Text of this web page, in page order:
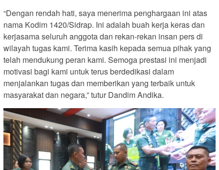
“Dengan rendah hati, saya menerima penghargaan ini atas
nama Kodim 1420/Sidrap. Ini adalah buah kerja keras dan
kerjasama seluruh anggota dan rekan-rekan insan pers di
wilayah tugas kami. Terima kasih kepada semua pihak yang
telah mendukung peran kami. Semoga prestasi ini menjadi
motivasi bagi kami untuk terus berdedikasi dalam
menjalankan tugas dan memberikan yang terbaik untuk
masyarakat dan negara,” tutur Dandim Andika.